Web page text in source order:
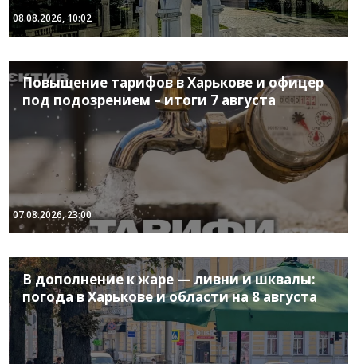
08.08.2026, 10:02
Повышение тарифов в Харькове и офицер
под подозрением – итоги 7 августа
07.08.2026, 23:00
В дополнение к жаре — ливни и шквалы:
погода в Харькове и области на 8 августа